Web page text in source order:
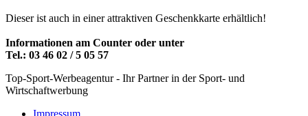
Dieser ist auch in einer attraktiven Geschenkkarte erhältlich!
Informationen am Counter oder unter
Tel.: 03 46 02 / 5 05 57
Top-Sport-Werbeagentur - Ihr Partner in der Sport- und
Wirtschaftwerbung
Impressum